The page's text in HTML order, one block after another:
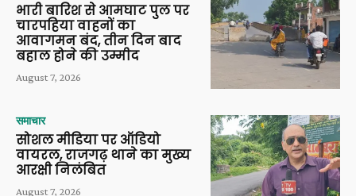
भारी बारिश से आमघाट पुल पर
चारपहिया वाहनों का
आवागमन बंद, तीन दिन बाद
बहाल होने की उम्मीद
August 7, 2026
समाचार
सोशल मीडिया पर ऑडियो
वायरल, राजगढ़ थाने का मुख्य
आरक्षी निलंबित
August 7, 2026